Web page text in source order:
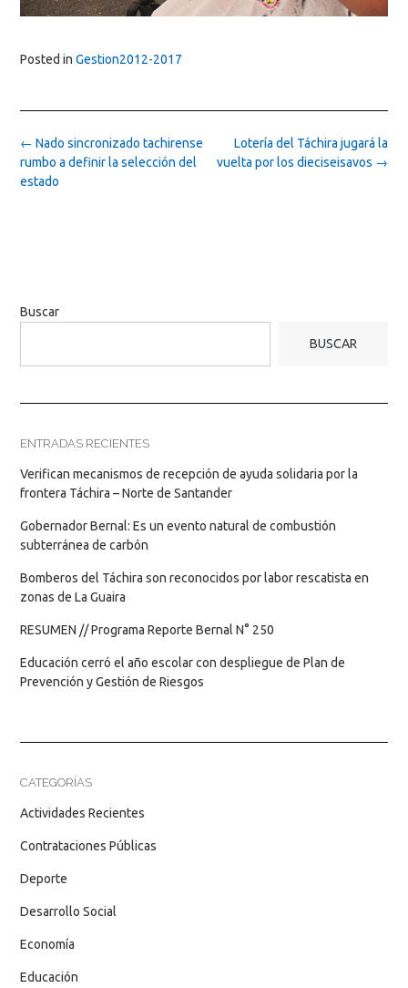
Posted in Gestion2012-2017
Post
navigation
Lotería del Táchira jugará la
vuelta por los dieciseisavos →
← Nado sincronizado tachirense
rumbo a definir la selección del
estado
Buscar
BUSCAR
ENTRADAS RECIENTES
Verifican mecanismos de recepción de ayuda solidaria por la
frontera Táchira – Norte de Santander
Gobernador Bernal: Es un evento natural de combustión
subterránea de carbón
Bomberos del Táchira son reconocidos por labor rescatista en
zonas de La Guaira
RESUMEN // Programa Reporte Bernal N° 250
Educación cerró el año escolar con despliegue de Plan de
Prevención y Gestión de Riesgos
CATEGORÍAS
Actividades Recientes
Contrataciones Públicas
Deporte
Desarrollo Social
Economía
Educación